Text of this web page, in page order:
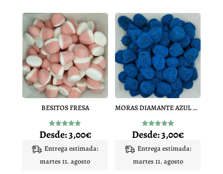
BESITOS FRESA
Valorado
con
de 5
Desde:3,00€
Entrega estimada:
martes 11. agosto
MORAS DIAMANTE AZUL PINTALENGUA
Valorado
con
de 5
Desde:3,00€
Entrega estimada:
martes 11. agosto